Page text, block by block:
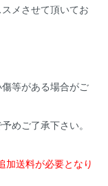
メさせて頂いてお
等がある場合がご
めご了承下さい。
加送料が必要となり